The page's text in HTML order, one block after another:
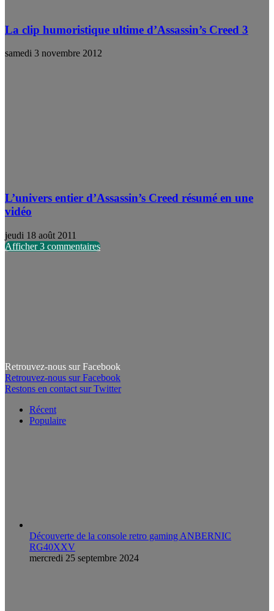
La clip humoristique ultime d’Assassin’s Creed 3
samedi 3 novembre 2012
L’univers entier d’Assassin’s Creed résumé en une
vidéo
jeudi 18 août 2011
Afficher 3 commentaires
Retrouvez-nous sur Facebook
Retrouvez-nous sur Facebook
Restons en contact sur Twitter
Récent
Populaire
Découverte de la console retro gaming ANBERNIC
RG40XXV
mercredi 25 septembre 2024